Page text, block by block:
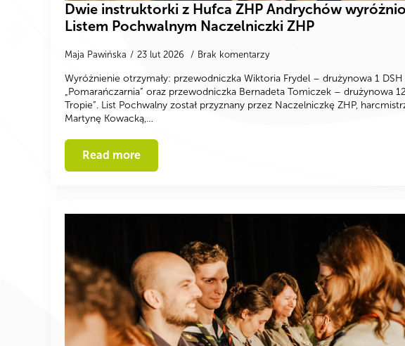
Dwie instruktorki z Hufca ZHP Andrychów
Listem Pochwalnym Naczelniczki ZHP
Maja Pawińska 23 lut 2026 Brak komentarzy
Wyróżnienie otrzymały: przewodniczka Wiktoria Frydel – drużynowa 1 DSH
„Pomarańczarnia” oraz przewodniczka Bernadeta Tomiczek – drużynowa
Tropie”. List Pochwalny został przyznany przez Naczelniczkę ZHP,
Martynę Kowacką,…
Read more